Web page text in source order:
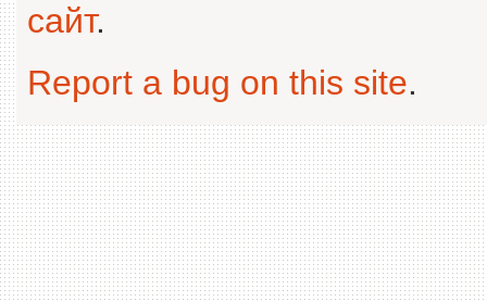
сайт.
Report a bug on this site.